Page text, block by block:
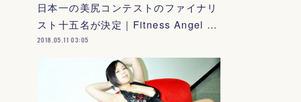
日本一の美尻コンテストのファイナリ
スト十五名が決定｜Fitness Angel …
2018.05.11 03:05